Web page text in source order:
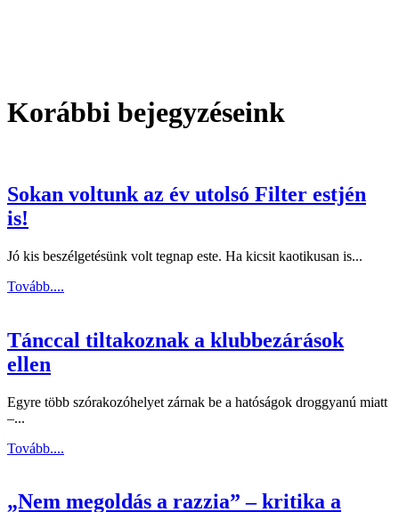
Korábbi bejegyzéseink
Sokan voltunk az év utolsó Filter estjén
is!
Jó kis beszélgetésünk volt tegnap este. Ha kicsit kaotikusan is...
Tovább....
Tánccal tiltakoznak a klubbezárások
ellen
Egyre több szórakozóhelyet zárnak be a hatóságok droggyanú miatt
–...
Tovább....
„Nem megoldás a razzia” – kritika a